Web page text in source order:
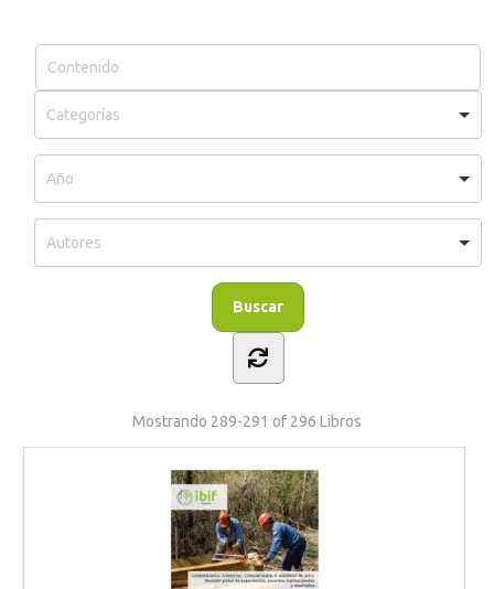
Mostrando 289-291 of 296 Libros